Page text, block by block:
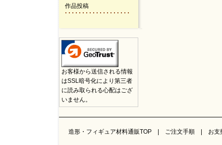
作品投稿
お客様から送信される情報
はSSL暗号化により第三者
に読み取られる心配はござ
いません。
造形・フィギュア材料通販TOP| ご注文手順| お支